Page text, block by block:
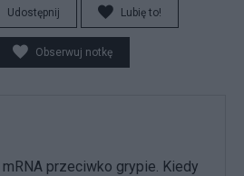
Udostępnij Lubię to!
Obserwuj notkę
przeciwko grypie. Kiedy